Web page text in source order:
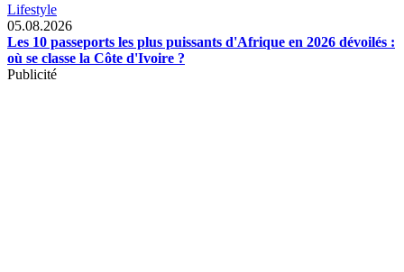
Lifestyle
05.08.2026
Les 10 passeports les plus puissants d'Afrique en 2026 dévoilés :
où se classe la Côte d'Ivoire ?
Publicité